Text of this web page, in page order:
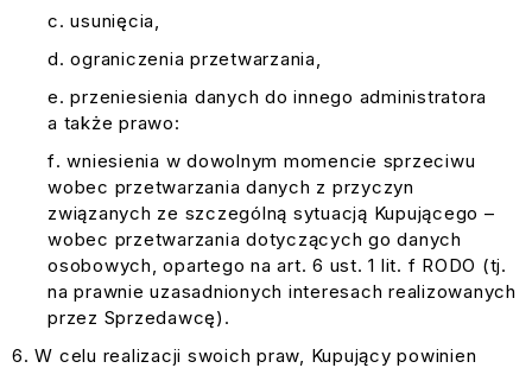
usunięcia,
ograniczenia przetwarzania,
przeniesienia danych do innego administratora
a także prawo:
wniesienia w dowolnym momencie sprzeciwu
wobec przetwarzania danych z przyczyn
związanych ze szczególną sytuacją Kupującego –
wobec przetwarzania dotyczących go danych
osobowych, opartego na art. 6 ust. 1 lit. f RODO (tj.
na prawnie uzasadnionych interesach realizowanych
przez Sprzedawcę).
W celu realizacji swoich praw, Kupujący powinien